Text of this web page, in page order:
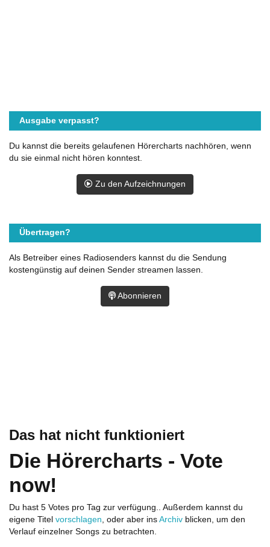
Das hat nicht funktioniert
Die Hörercharts - Vote
now!
Du hast 5 Votes pro Tag zur verfügung.. Außerdem kannst du
eigene Titel vorschlagen, oder aber ins Archiv blicken, um den
Verlauf einzelner Songs zu betrachten.
Ausgabe verpasst?
Du kannst die bereits gelaufenen Hörercharts nachhören, wenn
du sie einmal nicht hören konntest.
Zu den Aufzeichnungen
Übertragen?
Als Betreiber eines Radiosenders kannst du die Sendung
kostengünstig auf deinen Sender streamen lassen.
Abonnieren